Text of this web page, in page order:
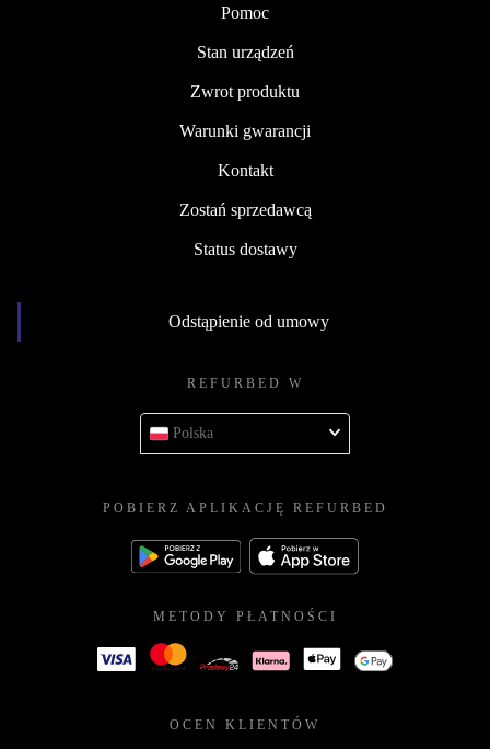
Pomoc
Stan urządzeń
Zwrot produktu
Warunki gwarancji
Kontakt
Zostań sprzedawcą
Status dostawy
Odstąpienie od umowy
REFURBED W
Polska
POBIERZ APLIKACJĘ REFURBED
METODY PŁATNOŚCI
OCEN KLIENTÓW